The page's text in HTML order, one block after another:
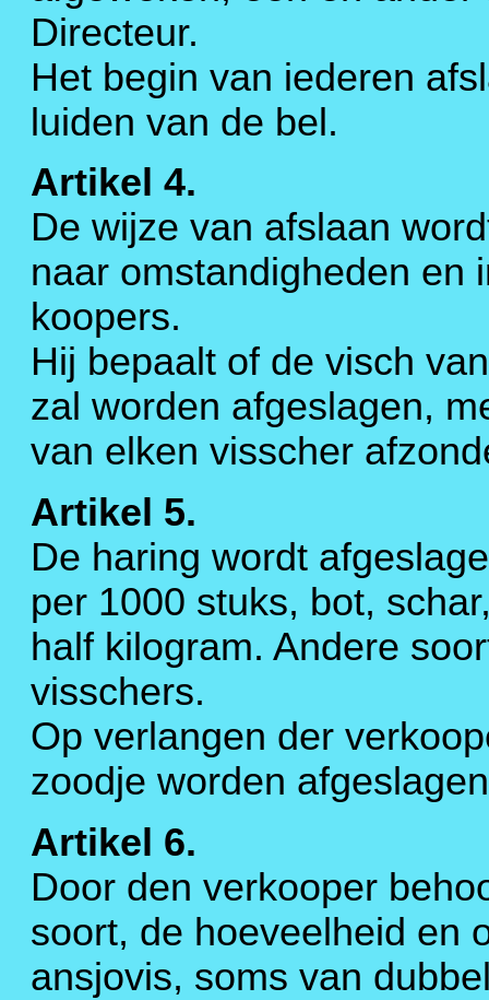
Directeur.
Het begin van iederen
luiden van de bel.
Artikel 4.
De wijze van afslaan
naar omstandigheden en
koopers.
Hij bepaalt of de visch
zal worden afgeslagen,
van elken visscher
Artikel 5.
De haring wordt
per 1000 stuks, bot,
half kilogram. Andere
visschers.
Op verlangen der
zoodje worden
Artikel 6.
Door den verkooper
soort, de hoeveelheid en
ansjovis, soms van